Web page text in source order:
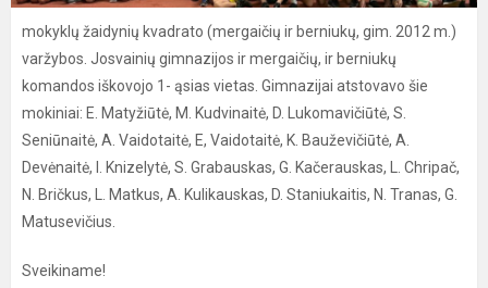
mokyklų žaidynių kvadrato (mergaičių ir berniukų, gim. 2012 m.)
varžybos. Josvainių gimnazijos ir mergaičių, ir berniukų
komandos iškovojo 1- ąsias vietas. Gimnazijai atstovavo šie
mokiniai: E. Matyžiūtė, M. Kudvinaitė, D. Lukomavičiūtė, S.
Seniūnaitė, A. Vaidotaitė, E, Vaidotaitė, K. Bauževičiūtė, A.
Devėnaitė, I. Knizelytė, S. Grabauskas, G. Kačerauskas, L. Chripač,
N. Bričkus, L. Matkus, A. Kulikauskas, D. Staniukaitis, N. Tranas, G.
Matusevičius.
Sveikiname!